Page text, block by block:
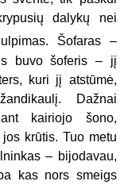
dalykų nei
Šofaras –
buvo šoferis – jį
kuri jį atstūmė,
Dažnai
kairiojo šono,
krūtis. Tuo metu
– bijodavau,
kas nors smeigs